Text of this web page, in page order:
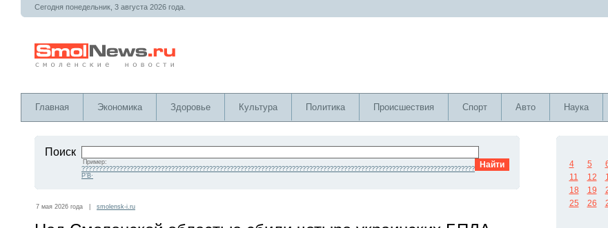
Сегодня понедельник, 3 августа 2026 года.
Главная Экономика Здоровье Культура Политика Происшествия Спорт Авто Наука
Поиск
Пример:
??????????????????????????????????????????????????????????????????????????????????????????????????????????????????
Р’В·
7 мая 2026 года | smolensk-i.ru
4
5
11
12
18
19
25
26